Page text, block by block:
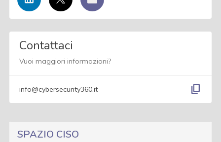
Contattaci
Vuoi maggiori informazioni?
info@cybersecurity360.it content_copy
SPAZIO CISO